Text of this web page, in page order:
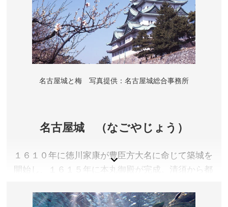
名古屋城と梅 写真提供：名古屋城総合事務所
名古屋城 （なごやじょう）
１６１０年に徳川家康が豊臣方大名に命じて築城を
開始し、１６１５年に本丸御殿が完成。清須から都
した。